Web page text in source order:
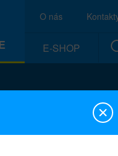
O nás
E-SHOP